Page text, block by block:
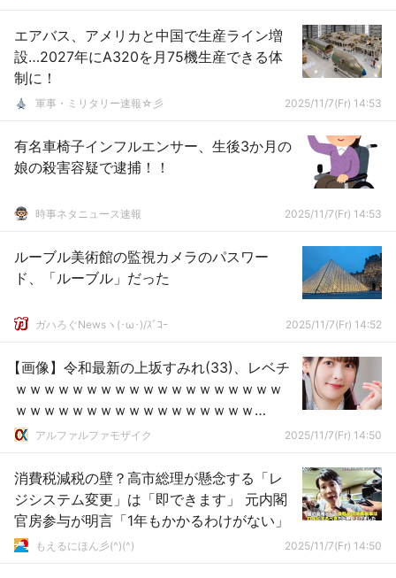
エアバス、アメリカと中国で生産ライン増
設…2027年にA320を月75機生産できる体
制に！
軍事・ミリタリー速報☆彡 2025/11/7(Fr) 14:53
有名車椅子インフルエンサー、生後3か月の
娘の殺害容疑で逮捕！！
時事ネタニュース速報 2025/11/7(Fr) 14:53
ルーブル美術館の監視カメラのパスワー
ド、「ルーブル」だった
ガハろぐNewsヽ(･ω･)/ｽﾞｺｰ 2025/11/7(Fr) 14:52
【画像】令和最新の上坂すみれ(33)、レベチ
ｗｗｗｗｗｗｗｗｗｗｗｗｗｗｗｗｗｗｗ
ｗｗｗｗｗｗｗｗｗｗｗｗｗｗｗｗｗ
【Pickup】
アルファルファモザイク 2025/11/7(Fr) 14:50
消費税減税の壁？高市総理が懸念する「レ
ジシステム変更」は「即できます」 元内閣
官房参与が明言「1年もかかるわけがない」
もえるにほん彡(^)(^) 2025/11/7(Fr) 14:50